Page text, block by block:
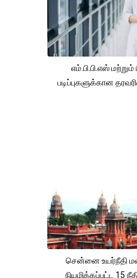
எம்.பி.பி.எஸ் மற்றும்
படிப்புகளுக்கான
சென்னை உயர்நீதி
நியமிக்கப்பட்ட 15